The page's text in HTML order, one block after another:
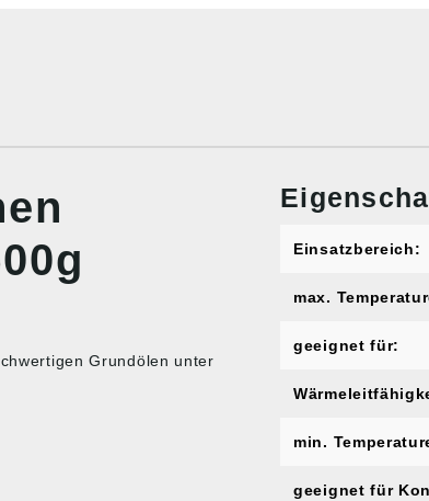
Grundölen unter
Einsatzbereich:
max.
geeignet für:
min.
geeignet für